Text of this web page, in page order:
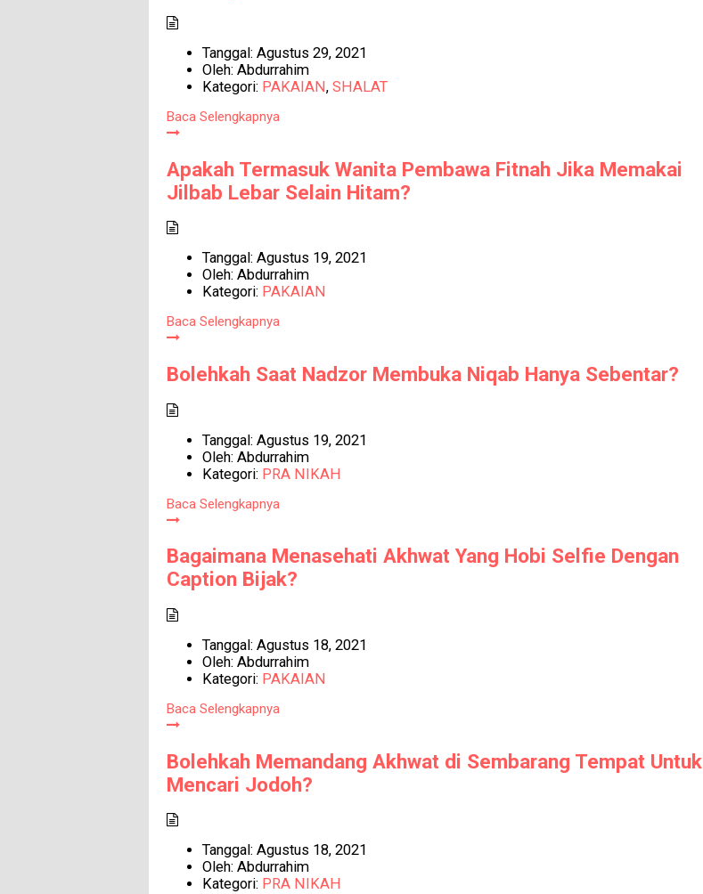
Tanggal: Agustus 29, 2021
Oleh: Abdurrahim
Kategori: PAKAIAN, SHALAT
Baca Selengkapnya
Apakah Termasuk Wanita Pembawa Fitnah Jika Memakai
Jilbab Lebar Selain Hitam?
Tanggal: Agustus 19, 2021
Oleh: Abdurrahim
Kategori: PAKAIAN
Baca Selengkapnya
Bolehkah Saat Nadzor Membuka Niqab Hanya Sebentar?
Tanggal: Agustus 19, 2021
Oleh: Abdurrahim
Kategori: PRA NIKAH
Baca Selengkapnya
Bagaimana Menasehati Akhwat Yang Hobi Selfie Dengan
Caption Bijak?
Tanggal: Agustus 18, 2021
Oleh: Abdurrahim
Kategori: PAKAIAN
Baca Selengkapnya
Bolehkah Memandang Akhwat di Sembarang Tempat Untuk
Mencari Jodoh?
Tanggal: Agustus 18, 2021
Oleh: Abdurrahim
Kategori: PRA NIKAH